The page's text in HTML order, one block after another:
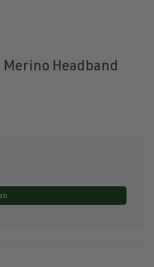
Headband